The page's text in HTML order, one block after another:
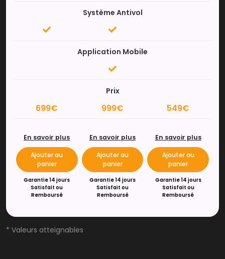
Système Antivol
Application Mobile
Prix
699€ 999€ 549€
En savoir plus
Ajouter au
panier
Garantie 14 jours
Satisfait ou
Remboursé
En savoir plus
Ajouter au
panier
Garantie 14 jours
Satisfait ou
Remboursé
En savoir plus
Ajouter au
panier
Garantie 14 jours
Satisfait ou
Remboursé
* Valeurs atteignables